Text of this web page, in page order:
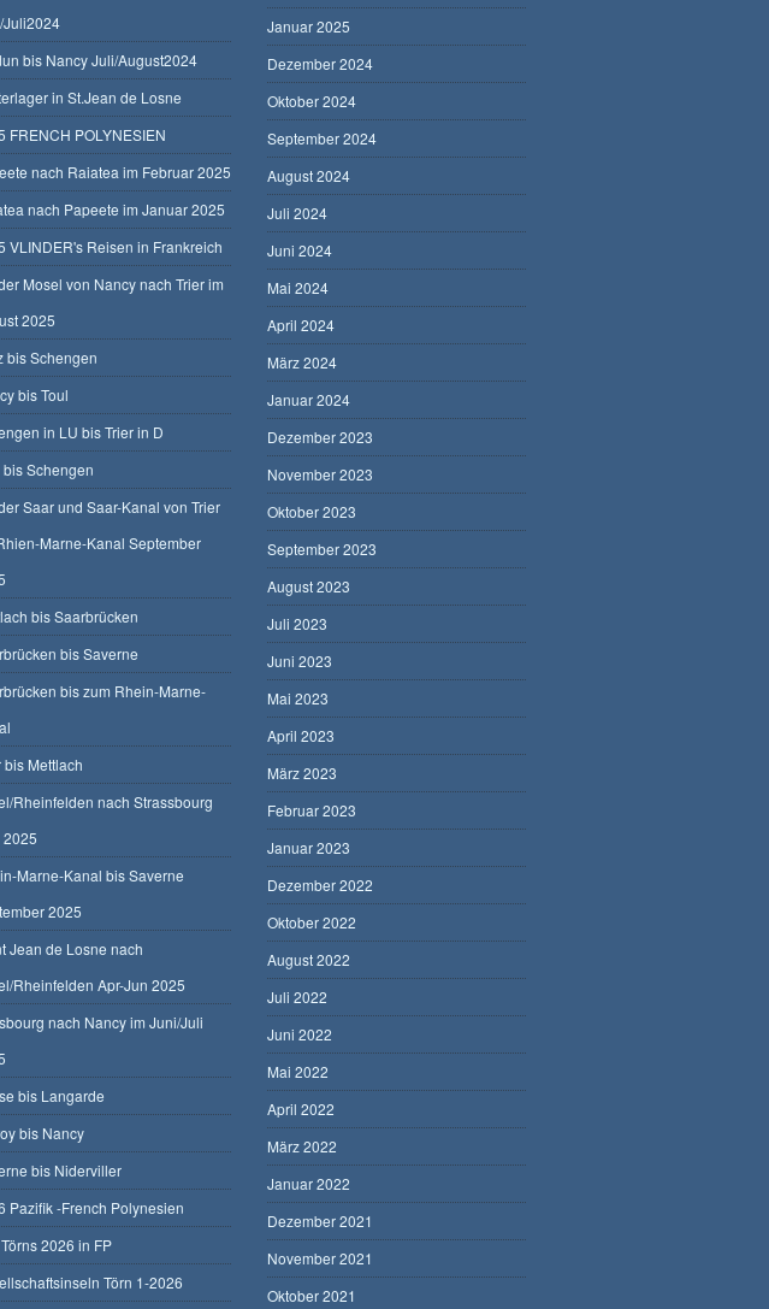
Juli2024
bis Nancy Juli/August2024
in St.Jean de Losne
FRENCH POLYNESIEN
nach Raiatea im Februar 2025
nach Papeete im Januar 2025
VLINDER's Reisen in Frankreich
Mosel von Nancy nach Trier im
2025
bis Schengen
bis Toul
in LU bis Trier in D
bis Schengen
Saar und Saar-Kanal von Trier
Marne-Kanal September
bis Saarbrücken
bis Saverne
bis zum Rhein-Marne-
bis Mettlach
Rheinfelden nach Strassbourg
Marne-Kanal bis Saverne
2025
Jean de Losne nach
Rheinfelden Apr-Jun 2025
nach Nancy im Juni/Juli
bis Langarde
bis Nancy
bis Niderviller
Pazifik -French Polynesien
2026 in FP
Törn 1-2026
Januar 2025
Dezember 2024
Oktober 2024
September 2024
August 2024
Juli 2024
Juni 2024
Mai 2024
April 2024
März 2024
Januar 2024
Dezember 2023
November 2023
Oktober 2023
September 2023
August 2023
Juli 2023
Juni 2023
Mai 2023
April 2023
März 2023
Februar 2023
Januar 2023
Dezember 2022
Oktober 2022
August 2022
Juli 2022
Juni 2022
Mai 2022
April 2022
März 2022
Januar 2022
Dezember 2021
November 2021
Oktober 2021